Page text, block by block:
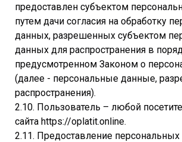
предоставлен субъектом
путем дачи согласия на обработку
данных, разрешенных субъектом
данных для распространения в
предусмотренном Законом о
(далее - персональные данные,
распространения).
2.10. Пользователь – любой
сайта https://oplatit.online.
2.11. Предоставление